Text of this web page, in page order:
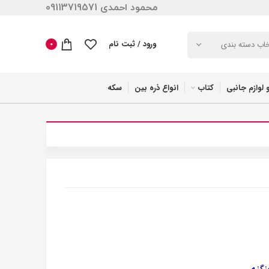
محمود احمدی 09113719571
دسته بندی ورود / ثبت نام 0
لوازم جانبی کتاب انواع ذره بین سکه